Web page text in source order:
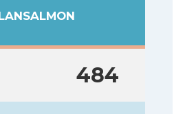
484